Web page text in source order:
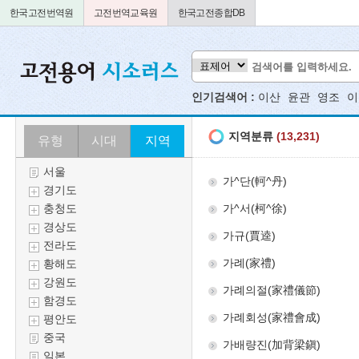
한국고전번역원 고전번역교육원 한국고전종합DB
인기검색어 : 이산 윤관 영조
유형 시대 지역
서울
경기도
충청도
경상도
전라도
황해도
강원도
함경도
평안도
중국
일본